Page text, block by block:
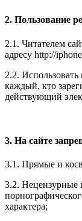
2. Пользование
2.1. Читателем
адресу http://
2.2.
каждый, кто
действующий
3. На сайте
3.1. Прямые и
3.2. Нецензурные
характера;